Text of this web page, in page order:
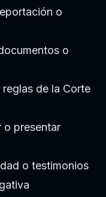
o
o
de la Corte
o presentar
o testimonios